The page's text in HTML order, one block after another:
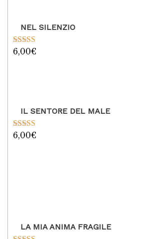
NEL SILENZIO
Valutato
6,00€
IL SENTORE DEL MALE
Valutato
6,00€
LA MIA ANIMA FRAGILE